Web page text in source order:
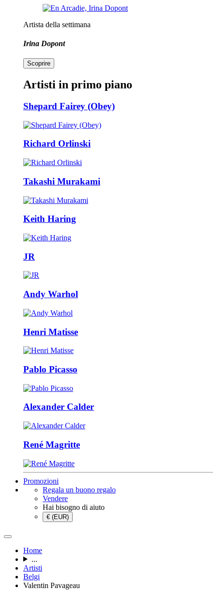
Artista della settimana
Irina Dopont
Scoprire
Artisti in primo piano
Shepard Fairey (Obey)
Richard Orlinski
Takashi Murakami
Keith Haring
JR
Andy Warhol
Henri Matisse
Pablo Picasso
Alexander Calder
René Magritte
Promozioni
Regala un buono regalo
Vendere
Hai bisogno di aiuto
€ (EUR)
Home
...
Artisti
Belgi
Valentin Pavageau